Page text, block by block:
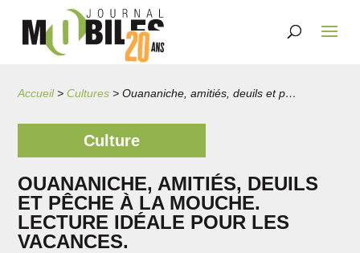
Accueil>Cultures > Ouananiche, amitiés, deuils et pêche à la mouche. Lecture idéale pour les vacances.
Culture
OUANANICHE, AMITIÉS, DEUILS
ET PÊCHE À LA MOUCHE.
LECTURE IDÉALE POUR LES
VACANCES.